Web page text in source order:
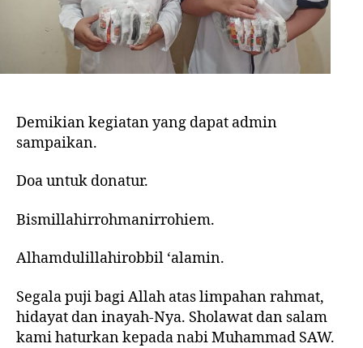
Demikian kegiatan yang dapat admin
sampaikan.
Doa untuk donatur.
Bismillahirrohmanirrohiem.
Alhamdulillahirobbil ‘alamin.
Segala puji bagi Allah atas limpahan rahmat,
hidayat dan inayah-Nya. Sholawat dan salam
kami haturkan kepada nabi Muhammad SAW.